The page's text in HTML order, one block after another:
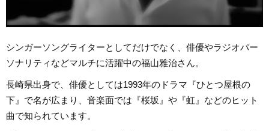
シンガーソングライターとしてだけでなく、俳優やラジオパー
ソナリティなどマルチに活躍中の福山雅治さん。
長崎県出身で、俳優としては1993年のドラマ『ひとつ屋根の
下』で名が広まり、音楽面では『桜坂』や『虹』などのヒット
曲で知られています。